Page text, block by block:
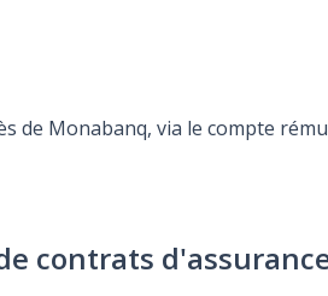
Monabanq, via le compte
contrats